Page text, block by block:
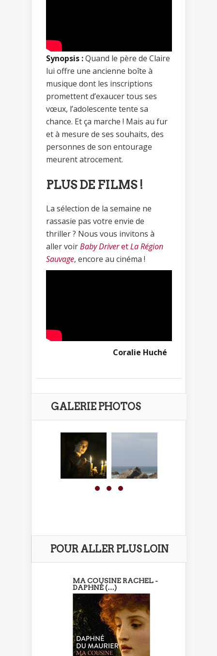
Synopsis :Quand le père de Claire
lui offre une ancienne boîte à
musique dont les inscriptions
promettent d’exaucer tous ses
vœux, l’adolescente tente sa
chance. Et ça marche ! Mais au fur
et à mesure de ses souhaits, des
personnes de son entourage
meurent atrocement.
PLUS DE FILMS !
La sélection de la semaine ne
rassasie pas votre envie de
thriller ? Nous vous invitons à
aller voirBaby DriveretLa Région
Sauvage, encore au cinéma !
Coralie Huché
GALERIE PHOTOS
POUR ALLER PLUS LOIN
MA COUSINE RACHEL -
DAPHNÉ (…)